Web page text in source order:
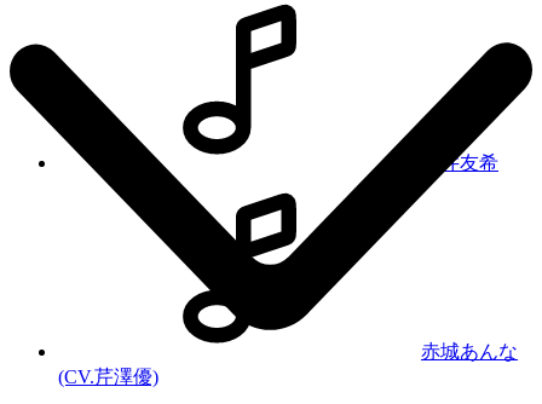
若井友希
赤城あんな
(CV.芹澤優)